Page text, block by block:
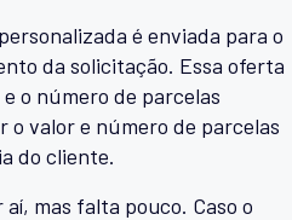
é enviada para o
da solicitação. Essa oferta
o número de parcelas
valor e número de parcelas
do cliente.
mas falta pouco. Caso o